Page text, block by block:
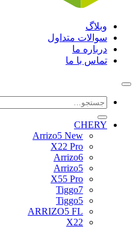
وبلاگ
سوالات متداول
درباره ما
تماس با ما
جستجو
CHERY
Arrizo5 New
X22 Pro
Arrizo6
Arrizo5
X55 Pro
Tiggo7
Tiggo5
ARRIZO5 FL
X22